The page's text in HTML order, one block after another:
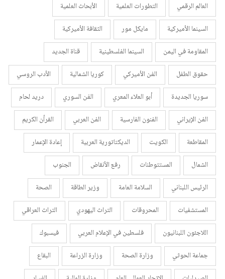
العالم الرقمي
التطورات العلمية
الأبحاث العلمية
السينما الأميركية
مايكل مور
الثقافة الأميركية
المقاومة في اليمن
السينما الفلسطينية
قناة الجديد
حقوق الطفل
الفن الأميركي كوريا الشمالية
الأدب الروسي
سوريا الجديدة
أبو العلاء المعري الفن السوري
دريد لحام
الفن الإيراني
الفنون الفارسية الفن العربي
القرأن الكريم
المقاطعة
الكويت الديكتاتورية العربية
إعادة الإعمار
الشمال
المستتوطنات رفع الأنقاض
الجنوب
الرئيس اللبناني
السلامة العامة وزير الطاقة
الصحة
المستشفيات
المحروقات التراث اليهودي
التراث العراقي
اللاجئون اللبنانيون
فلسطين في الإعلام العربي
فيسبوك
جماعة الحوثي
وزارة الصحة وزارة الزراعة
البقاع